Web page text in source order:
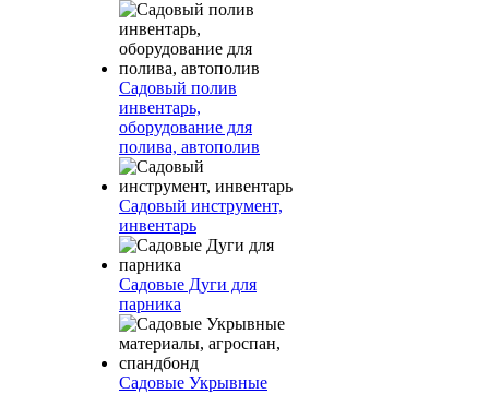
Садовый полив
инвентарь,
оборудование для
полива, автополив
Садовый инструмент,
инвентарь
Садовые Дуги для
парника
Садовые Укрывные